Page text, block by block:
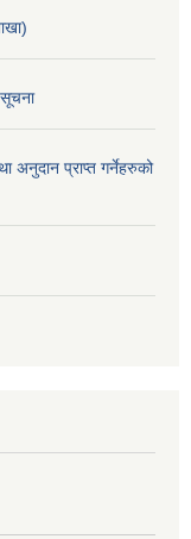
सूचना
अनुदान प्राप्त गर्नेहरुको